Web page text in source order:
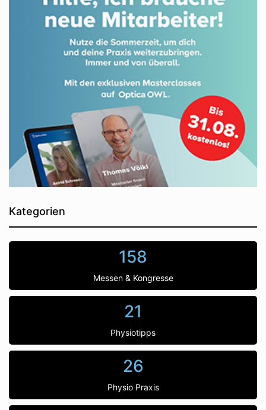
Kategorien
158
Messen & Kongresse
21
Physiotipps
26
Physio Praxis